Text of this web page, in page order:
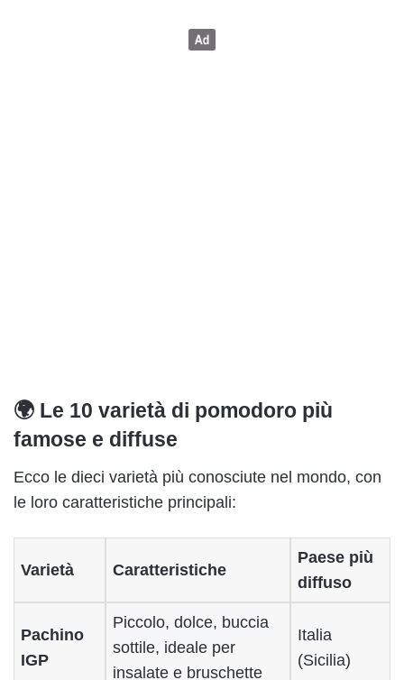
🌍 Le 10 varietà di pomodoro più
famose e diffuse
Ecco le dieci varietà più conosciute nel mondo, con
le loro caratteristiche principali:
Varietà Caratteristiche
Paese più
diffuso
Pachino
IGP
Piccolo, dolce, buccia
sottile, ideale per
insalate e bruschette
Italia
(Sicilia)